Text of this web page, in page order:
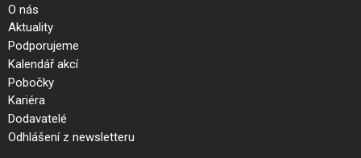
O nás
Aktuality
Podporujeme
Kalendář akcí
Pobočky
Kariéra
Dodavatelé
Odhlášení z newsletteru